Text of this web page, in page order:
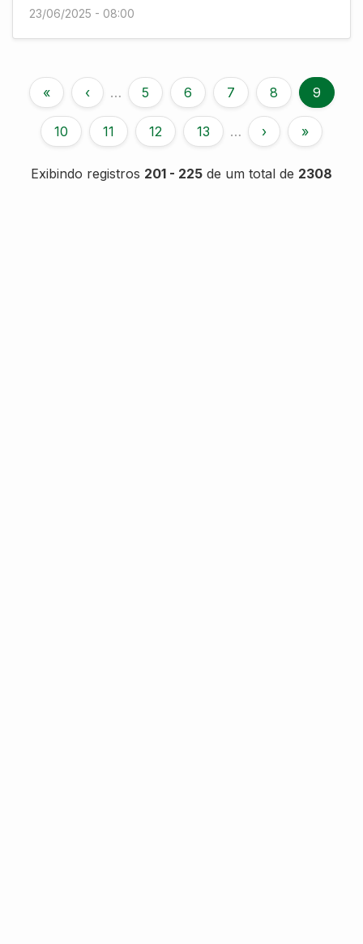
23/06/2025 - 08:00
« ‹ … 5 6 7 8 9
10 11 12 13 … › »
Exibindo registros 201 - 225 de um total de 2308